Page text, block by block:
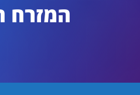
המזרח